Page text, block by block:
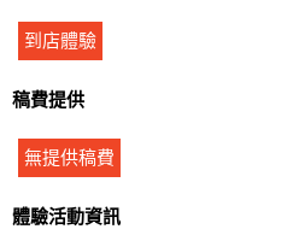
到店體驗
稿費提供
無提供稿費
體驗活動資訊